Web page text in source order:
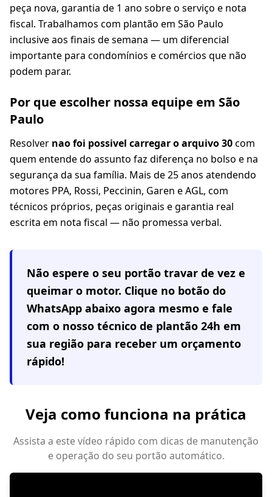
peça nova, garantia de 1 ano sobre o serviço e nota
fiscal. Trabalhamos com plantão em São Paulo
inclusive aos finais de semana — um diferencial
importante para condomínios e comércios que não
podem parar.
Por que escolher nossa equipe em São
Paulo
Resolver nao foi possivel carregar o arquivo 30com
quem entende do assunto faz diferença no bolso e na
segurança da sua família. Mais de 25 anos atendendo
motores PPA, Rossi, Peccinin, Garen e AGL, com
técnicos próprios, peças originais e garantia real
escrita em nota fiscal — não promessa verbal.
Não espere o seu portão travar de vez e
queimar o motor. Clique no botão do
WhatsApp abaixo agora mesmo e fale
com o nosso técnico de plantão 24h em
sua região para receber um orçamento
rápido!
Veja como funciona na prática
Assista a este vídeo rápido com dicas de manutenção
e operação do seu portão automático.